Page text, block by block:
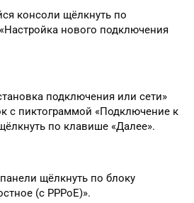
консоли щёлкнуть по
нового подключения
подключения или сети»
с пиктограммой «Подключение к
по клавише «Далее».
щёлкнуть по блоку
(с PPPoE)».